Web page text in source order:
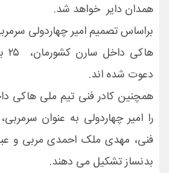
همدان دایر خواهد شد.
براساس تصمیم امیر چهاردولی
دعوت شده اند.
همچنین کادر فنی تیم ملی هاکی
را امیر چهاردولی به عنوان
فنی، مهدی ملک احمدی مربی و
بدنساز تشکیل می دهند.